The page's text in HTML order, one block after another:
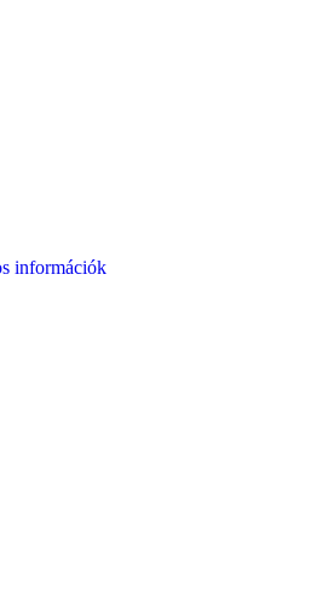
információk